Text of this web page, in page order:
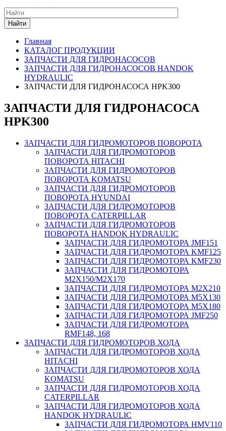
Найти
Главная
КАТАЛОГ ПРОДУКЦИИ
ЗАПЧАСТИ ДЛЯ ГИДРОНАСОСОВ
ЗАПЧАСТИ ДЛЯ ГИДРОНАСОСОВ HANDOK
HYDRAULIC
ЗАПЧАСТИ ДЛЯ ГИДРОНАСОСА HPK300
ЗАПЧАСТИ ДЛЯ ГИДРОНАСОСА
HPK300
ЗАПЧАСТИ ДЛЯ ГИДРОМОТОРОВ ПОВОРОТА
ЗАПЧАСТИ ДЛЯ ГИДРОМОТОРОВ
ПОВОРОТА HITACHI
ЗАПЧАСТИ ДЛЯ ГИДРОМОТОРОВ
ПОВОРОТА KOMATSU
ЗАПЧАСТИ ДЛЯ ГИДРОМОТОРОВ
ПОВОРОТА HYUNDAI
ЗАПЧАСТИ ДЛЯ ГИДРОМОТОРОВ
ПОВОРОТА CATERPILLAR
ЗАПЧАСТИ ДЛЯ ГИДРОМОТОРОВ
ПОВОРОТА HANDOK HYDRAULIC
ЗАПЧАСТИ ДЛЯ ГИДРОМОТОРА JMF151
ЗАПЧАСТИ ДЛЯ ГИДРОМОТОРА KMF125
ЗАПЧАСТИ ДЛЯ ГИДРОМОТОРА KMF230
ЗАПЧАСТИ ДЛЯ ГИДРОМОТОРА
M2X150/M2X170
ЗАПЧАСТИ ДЛЯ ГИДРОМОТОРА M2X210
ЗАПЧАСТИ ДЛЯ ГИДРОМОТОРА M5X130
ЗАПЧАСТИ ДЛЯ ГИДРОМОТОРА M5X180
ЗАПЧАСТИ ДЛЯ ГИДРОМОТОРА JMF250
ЗАПЧАСТИ ДЛЯ ГИДРОМОТОРА
RMF148, 168
ЗАПЧАСТИ ДЛЯ ГИДРОМОТОРОВ ХОДА
ЗАПЧАСТИ ДЛЯ ГИДРОМОТОРОВ ХОДА
HITACHI
ЗАПЧАСТИ ДЛЯ ГИДРОМОТОРОВ ХОДА
KOMATSU
ЗАПЧАСТИ ДЛЯ ГИДРОМОТОРОВ ХОДА
CATERPILLAR
ЗАПЧАСТИ ДЛЯ ГИДРОМОТОРОВ ХОДА
HANDOK HYDRAULIC
ЗАПЧАСТИ ДЛЯ ГИДРОМОТОРА HMV110